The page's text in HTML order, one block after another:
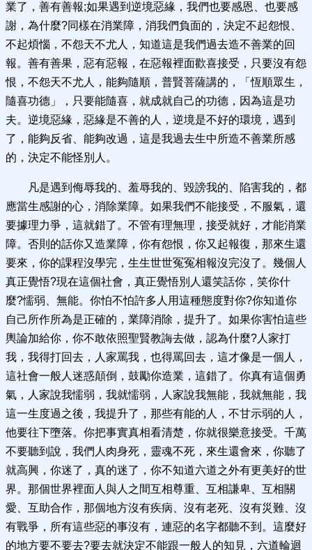
業了，善有善報;如果遇到逆境惡緣，我們也要感恩、也要感
謝，為什麼?同樣在消業障，消我們負面的，決定不起怨恨、
不起煩惱，不怨天不尤人，知道這是我們過去造不善業的回
報。善有善果，惡有惡報，在惡報裡面歡喜接受，只要沒有怨
恨，不怨天不尤人，能夠隨順，普賢菩薩講的，「恆順眾生，
隨喜功德」，只要能隨喜，就成就自己的功德，因為這是功
夫。逆境惡緣，惡緣是不善的人，逆境是不好的環境，遇到
了，能夠反省、能夠改過，這是我過去生中所造不善業所感
的，決定不能怪別人。
凡是遇到侮辱我的、羞辱我的、毀謗我的、陷害我的，都
應當生感謝的心，消除業障。如果我們不能接受，不服氣，還
要據理力爭，這就錯了。不管有理無理，接受就好，才能消業
障。否則的話你又造業障，你有怨恨，你又起報復，那來生還
要來，你的課程沒學完，生生世世冤冤相報沒完沒了。幾個人
真正覺悟?現在這個社會，真正覺悟別人還笑話你，笑你什
麼?懦弱、無能。你怕不怕許多人用這種態度對你?你知道你
自己所作所為是正確的，業障消除，提升了。如果你害怕這些
輿論加給你，你不敢依照聖賢教誨去做，認為什麼?人家打
我，我得打回去，人家罵我，也得罵回去，這才像是一個人，
這社會一般人迷惑顛倒，鼓勵你造業，這錯了。你真有這個勇
氣，人家說我懦弱，我就懦弱，人家說我無能，我就無能，我
這一生度過之後，我提升了，那些有能的人，不甘示弱的人，
他要往下墮落。你把事實真相看清楚，你就很樂意接受。千萬
不要聽到說，我們人肉身死，靈魂不死，來生還會來，你聽了
就高興，你迷了，真的迷了，你不知道六道之外有更美好的世
界。那個世界裡面人與人之間互相尊重、互相謙卑、互相關
愛、互助合作，那個地方沒有疾病、沒有老死、沒有災難、沒
有戰爭，所有這些惡的事沒有，連惡的名字都聽不到。這麼好
的地方要不要去?要去就決定不能跟一般人的知見，六道輪迴